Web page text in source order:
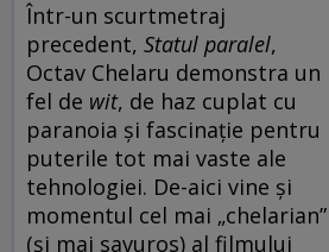
Într-un scurtmetraj
precedent, Statul paralel,
Octav Chelaru demonstra un
fel de wit, de haz cuplat cu
paranoia și fascinație pentru
puterile tot mai vaste ale
tehnologiei. De-aici vine și
momentul cel mai „chelarian”
(și mai savuros) al filmului